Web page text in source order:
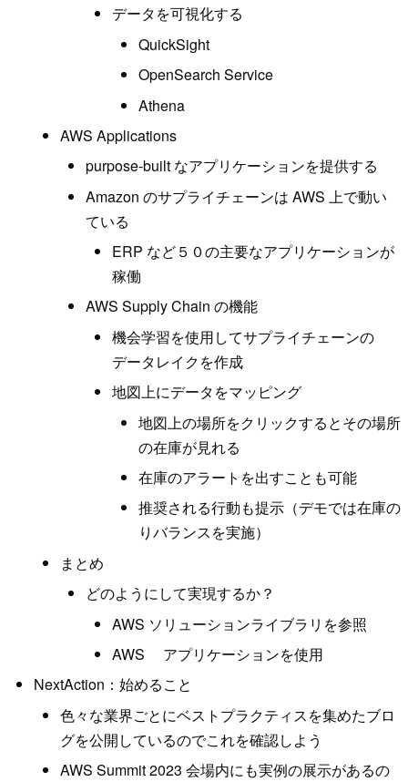
データを可視化する
QuickSight
OpenSearch Service
Athena
AWS Applications
purpose-built なアプリケーションを提供する
Amazon のサプライチェーンは AWS 上で動い
ている
ERP など５０の主要なアプリケーションが
稼働
AWS Supply Chain の機能
機会学習を使用してサプライチェーンの
データレイクを作成
地図上にデータをマッピング
地図上の場所をクリックするとその場所
の在庫が見れる
在庫のアラートを出すことも可能
推奨される行動も提示（デモでは在庫の
りバランスを実施）
まとめ
どのようにして実現するか？
AWS ソリューションライブラリを参照
AWS アプリケーションを使用
NextAction：始めること
色々な業界ごとにベストプラクティスを集めたブロ
グを公開しているのでこれを確認しよう
AWS Summit 2023 会場内にも実例の展示があるの